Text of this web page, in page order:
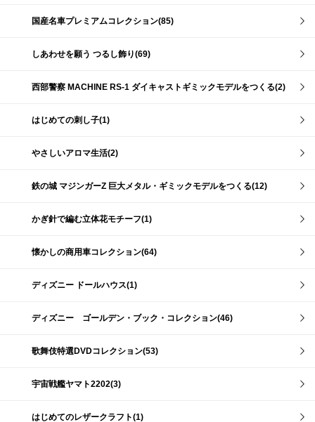
国産名車プレミアムコレクション(85)
しあわせを願う つるし飾り(69)
西部警察 MACHINE RS-1 ダイキャストギミックモデルをつくる(2)
はじめての刺し子(1)
やさしいアロマ生活(2)
鉄の城 マジンガーZ 巨大メタル・ギミックモデルをつくる(12)
かぎ針で編む立体花モチーフ(1)
懐かしの商用車コレクション(64)
ディズニー ドールハウス(1)
ディズニー ゴールデン・ブック・コレクション(46)
歌舞伎特選DVDコレクション(53)
宇宙戦艦ヤマト2202(3)
はじめてのレザークラフト(1)